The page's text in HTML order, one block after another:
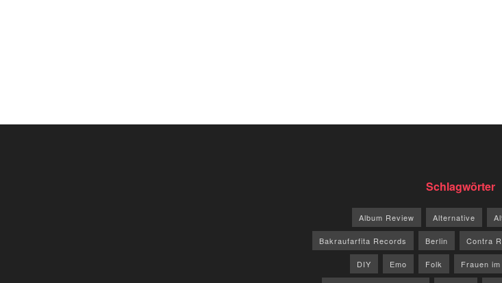
Schlagwörter
Album Review Alternative
Bakraufarfita Records Berlin Contra
DIY Emo Folk Frauen